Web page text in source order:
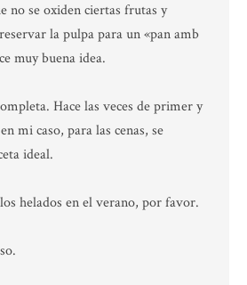
no se oxiden ciertas frutas y
la pulpa para un «pan amb
muy buena idea.
Hace las veces de primer y
mi caso, para las cenas, se
ideal.
helados en el verano, por favor.